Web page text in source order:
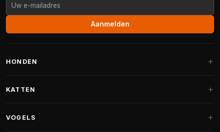
Aanmelden
HONDEN
Fantail hondenmanden
KATTEN
VOGELS